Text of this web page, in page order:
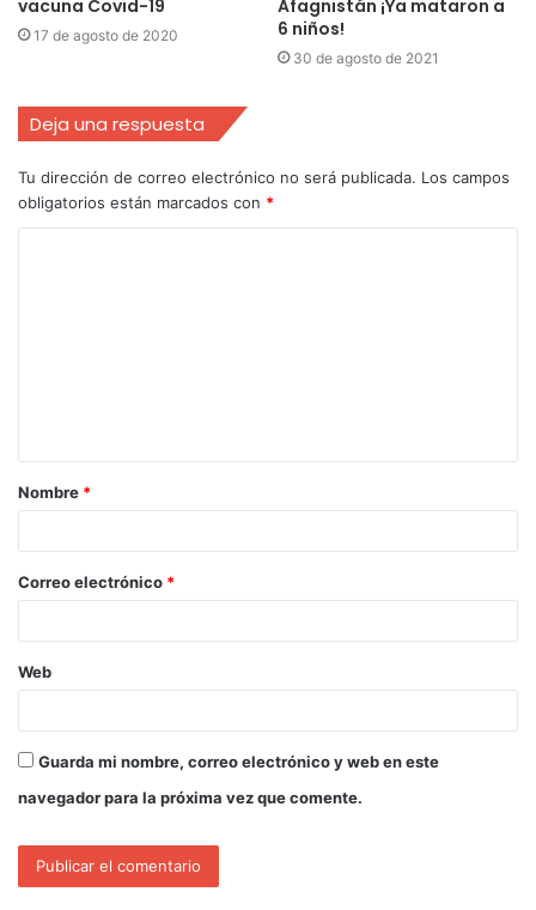
vacuna Covid-19
17 de agosto de 2020
Afagnistán ¡Ya mataron a
6 niños!
30 de agosto de 2021
Deja una respuesta
Tu dirección de correo electrónico no será publicada. Los campos
obligatorios están marcados con *
Nombre *
Correo electrónico *
Web
Guarda mi nombre, correo electrónico y web en este
navegador para la próxima vez que comente.